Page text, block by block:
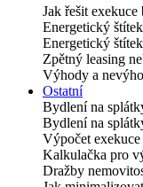
Jak řešit
Energetický
Energetický
Zpětný leasing
Výhody a
Ostatní
Bydlení na
Bydlení na
Výpočet
Kalkulačka pro
Dražby